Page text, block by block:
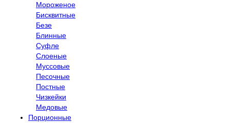
Мороженое
Бисквитные
Безе
Блинные
Суфле
Слоеные
Муссовые
Песочные
Постные
Чизкейки
Медовые
Порционные